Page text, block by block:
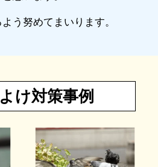
う努めてまいります。
け対策事例